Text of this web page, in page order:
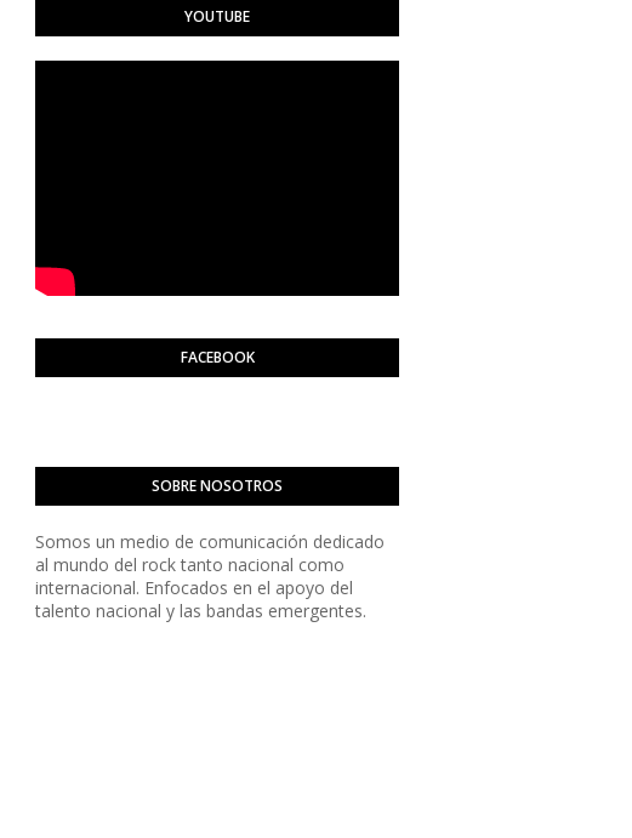
YOUTUBE
FACEBOOK
SOBRE NOSOTROS
Somos un medio de comunicación dedicado
al mundo del rock tanto nacional como
internacional. Enfocados en el apoyo del
talento nacional y las bandas emergentes.